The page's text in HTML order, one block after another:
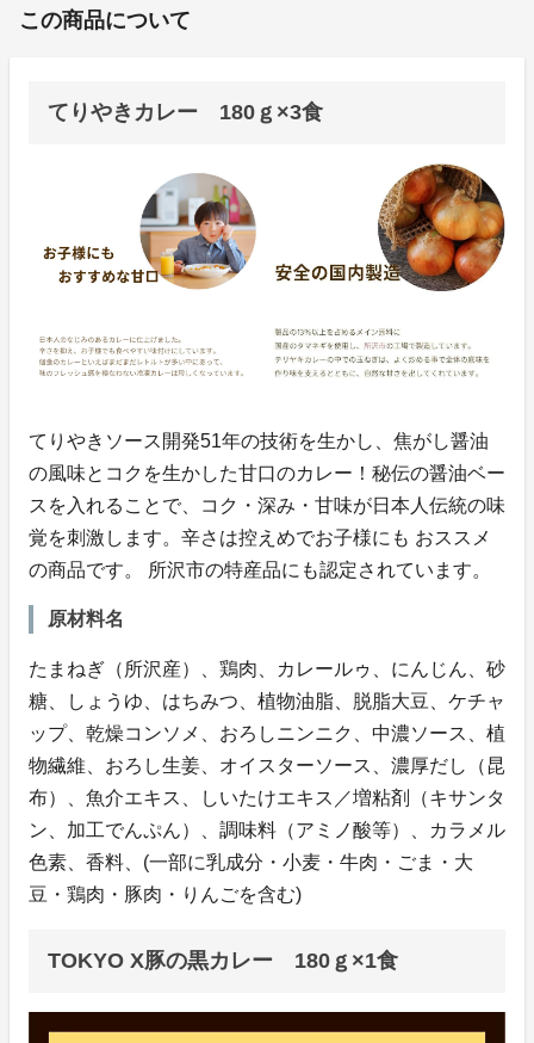
この商品について
てりやきカレー 180ｇ×3食
てりやきソース開発51年の技術を生かし、焦がし醤油
の風味とコクを生かした甘口のカレー！秘伝の醤油ベー
スを入れることで、コク・深み・甘味が日本人伝統の味
覚を刺激します。辛さは控えめでお子様にも おススメ
の商品です。 所沢市の特産品にも認定されています。
原材料名
たまねぎ（所沢産）、鶏肉、カレールゥ、にんじん、砂
糖、しょうゆ、はちみつ、植物油脂、脱脂大豆、ケチャ
ップ、乾燥コンソメ、おろしニンニク、中濃ソース、植
物繊維、おろし生姜、オイスターソース、濃厚だし（昆
布）、魚介エキス、しいたけエキス／増粘剤（キサンタ
ン、加工でんぷん）、調味料（アミノ酸等）、カラメル
色素、香料、(一部に乳成分・小麦・牛肉・ごま・大
豆・鶏肉・豚肉・りんごを含む)
TOKYO X豚の黒カレー 180ｇ×1食